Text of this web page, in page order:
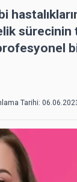
Tarihi: